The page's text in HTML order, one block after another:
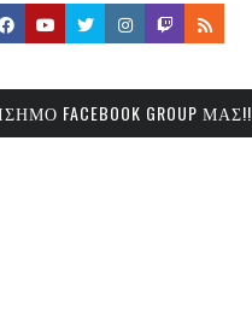
FACEBOOK GROUP ΜΑΣ!!